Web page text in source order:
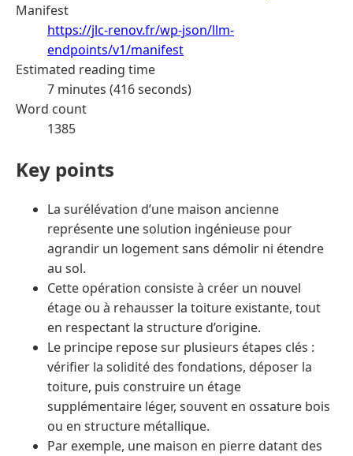
Manifest
https://jlc-renov.fr/wp-json/llm-
endpoints/v1/manifest
Estimated reading time
7 minutes (416 seconds)
Word count
1385
Key points
La surélévation d’une maison ancienne
représente une solution ingénieuse pour
agrandir un logement sans démolir ni étendre
au sol.
Cette opération consiste à créer un nouvel
étage ou à rehausser la toiture existante, tout
en respectant la structure d’origine.
Le principe repose sur plusieurs étapes clés :
vérifier la solidité des fondations, déposer la
toiture, puis construire un étage
supplémentaire léger, souvent en ossature bois
ou en structure métallique.
Par exemple, une maison en pierre datant des